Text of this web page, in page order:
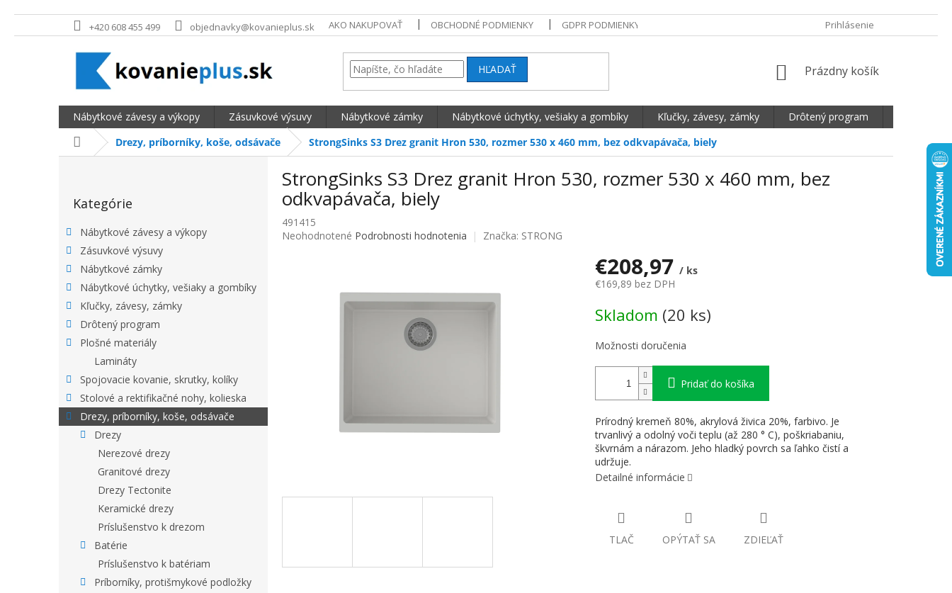
Prejsť na obsah +420 608 455 499 objednavky@kovanieplus.sk AKO NAKUPOVAŤ OBCHODNÉ PODMIENKY GDPR PODMIENKY OCHRANY OSOBNÝCH ÚDAJOV DOPRAVA A PLATBA
Prihlásenie
HĽADAŤ NÁKUPNÝ KOŠÍK
Prázdny košík
Nábytkové závesy a výkopy Zásuvkové výsuvy Nábytkové zámky Nábytkové úchytky, vešiaky a gombíky Kľučky, závesy, zámky Drôtený program
DomovDrezy, príborníky, koše, odsávače StrongSinks S3 Drez granit Hron 530, rozmer 530 x 460 mm, bez odkvapávača, biely
BOČNÝ PANEL
Kategórie
Nábytkové závesy a výkopy
Zásuvkové výsuvy
Nábytkové zámky
Nábytkové úchytky, vešiaky a gombíky
Kľučky, závesy, zámky
Drôtený program
Plošné materiály
Lamináty
Spojovacie kovanie, skrutky, kolíky
Stolové a rektifikačné nohy, kolieska
Drezy, príborníky, koše, odsávače
Drezy
Nerezové drezy
Granitové drezy
Drezy Tectonite
Keramické drezy
Príslušenstvo k drezom
Batérie
Príslušenstvo k batériam
Príborníky, protišmykové podložky
StrongSinks S3 Drez granit Hron 530, rozmer 530 x 460 mm, bez
odkvapávača, biely
491415
Priemerné hodnotenie produktu je 0,0 z 5 hviezdičiek.
Neohodnotené Podrobnosti hodnotenia Značka: STRONG
€208,97 / ks
€169,89 bez DPH
Skladom (20 ks)
Možnosti doručenia
Pridať do košíka
Prírodný kremeň 80%, akrylová živica 20%, farbivo. Je
trvanlivý a odolný voči teplu (až 280 ° C), poškriabaniu,
škvrnám a nárazom. Jeho hladký povrch sa ľahko čistí a
udržuje.
Detailné informácie
TLAČ OPÝTAŤ SA ZDIEĽAŤ